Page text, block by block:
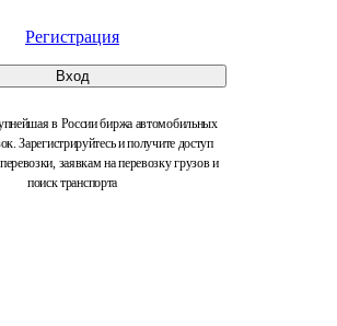
Регистрация
Вход
в России биржа автомобильных
Зарегистрируйтесь и получите доступ
заявкам на перевозку грузов и
поиск транспорта